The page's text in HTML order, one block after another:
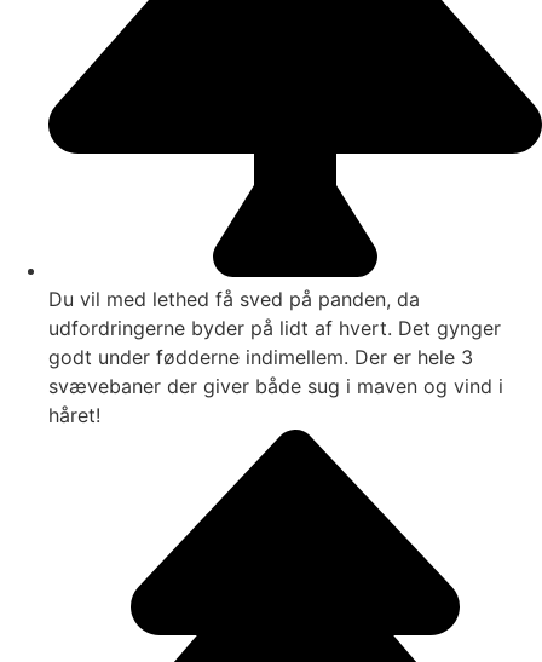
Du vil med lethed få sved på panden, da
udfordringerne byder på lidt af hvert. Det gynger
godt under fødderne indimellem. Der er hele 3
svævebaner der giver både sug i maven og vind i
håret!